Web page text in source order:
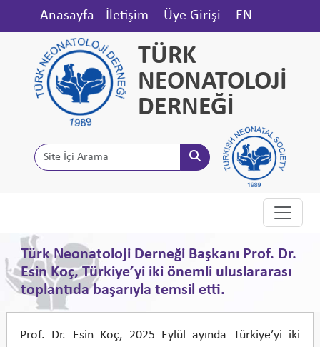
Anasayfa İletişim Üye Girişi EN
TÜRK
NEONATOLOJİ
DERNEĞİ
Türk Neonatoloji Derneği Başkanı Prof. Dr.
Esin Koç, Türkiye’yi iki önemli uluslararası
toplantıda başarıyla temsil etti.
Prof. Dr. Esin Koç, 2025 Eylül ayında Türkiye’yi iki